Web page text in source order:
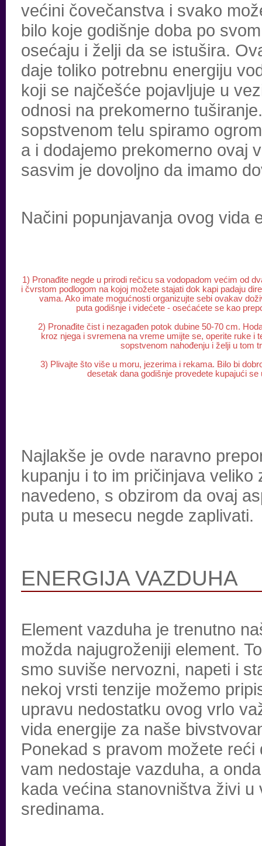
većini čovečanstva i svako
bilo koje godišnje doba po svom
osećaju i želji da se istušira.
daje toliko potrebnu energiju
koji se najčešće pojavljuje u
odnosi na prekomerno
sopstvenom telu spiramo
a i dodajemo prekomerno ovaj
sasvim je dovoljno da imamo
Načini popunjavanja ovog vida
1) Pronađite negde u prirodi rečicu sa vodopadom većim od
i čvrstom podlogom na kojoj možete stajati dok kapi padaju
vama. Ako imate mogućnosti organizujte sebi ovakav
puta godišnje i videćete - osećaćete se kao
2) Pronađite čist i nezagađen potok dubine 50-70 cm.
kroz njega i svremena na vreme umijte se, operite ruke i
sopstvenom nahođenju i želji u tom
3) Plivajte što više u moru, jezerima i rekama. Bilo bi
desetak dana godišnje provedete kupajući se
Najlakše je ovde naravno
kupanju i to im pričinjava
navedeno, s obzirom da ovaj
puta u mesecu negde zaplivati.
ENERGIJA VAZDUHA
Element vazduha je trenutno
možda najugroženiji element.
smo suviše nervozni, napeti i
nekoj vrsti tenzije možemo
upravu nedostatku ovog vrlo
vida energije za naše
Ponekad s pravom možete reći
vam nedostaje vazduha, a
kada većina stanovništva živi
sredinama.